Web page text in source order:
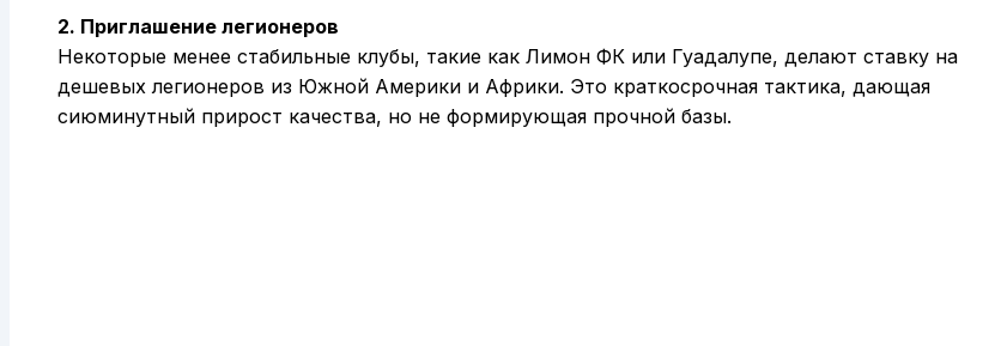
2. Приглашение легионеров
Некоторые менее стабильные клубы, такие как Лимон ФК или Гуадалупе, делают ставку на
дешевых легионеров из Южной Америки и Африки. Это краткосрочная тактика, дающая
сиюминутный прирост качества, но не формирующая прочной базы.